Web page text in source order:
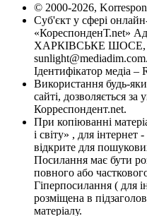
© 2000-2026,
Суб'єкт у сфері
«КореспонденТ.net»
ХАРКІВСЬКЕ ШОСЕ,
Ідентифікатор медіа –
Використання будь-
сайті, дозволяється
Корреспондент.net.
При копіюванні
і світу» , для
відкрите для
Посилання має бути
повного або
Гіперпосилання ( для
розміщена в
матеріалу.